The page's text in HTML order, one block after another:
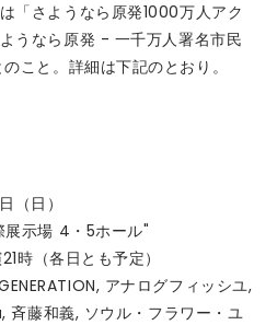
「さようなら原発1000万人アク
うなら原発 - 一千万人署名市民
こと。詳細は下記のとおり。
（日）
展示場 4・5ホール"
時（各日とも予定）
アナログフィッシユ,
藤和義, ソウル・フラワー・ユ